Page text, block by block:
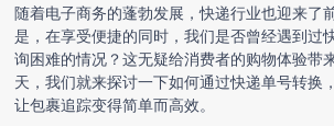
随着电子商务的蓬勃发展，快递行业也迎来了
是，在享受便捷的同时，我们是否曾经遇到过
询困难的情况？这无疑给消费者的购物体验带
天，我们就来探讨一下如何通过快递单号转换
让包裹追踪变得简单而高效。